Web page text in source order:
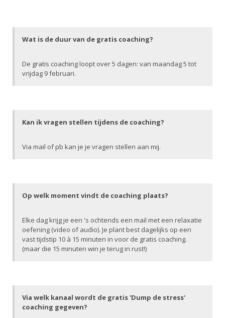
Wat is de duur van de gratis coaching?
De gratis coaching loopt over 5 dagen: van maandag 5 tot
vrijdag 9 februari.
Kan ik vragen stellen tijdens de coaching?
Via mail of pb kan je je vragen stellen aan mij.
Op welk moment vindt de coaching plaats?
Elke dag krijg je een 's ochtends een mail met een relaxatie
oefening (video of audio). Je plant best dagelijks op een
vast tijdstip 10 à 15 minuten in voor de gratis coaching.
(maar die 15 minuten win je terug in rust!)
Via welk kanaal wordt de gratis 'Dump de stress'
coaching gegeven?